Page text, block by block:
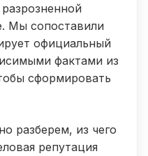
Мы сопоставили
официальный
фактами из
сформировать
разберем, из чего
репутация